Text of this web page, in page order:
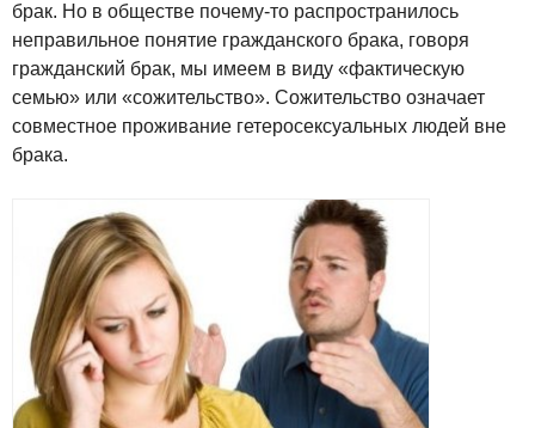
брак. Но в обществе почему-то распространилось
неправильное понятие гражданского брака, говоря
гражданский брак, мы имеем в виду «фактическую
семью» или «сожительство». Сожительство означает
совместное проживание гетеросексуальных людей вне
брака.